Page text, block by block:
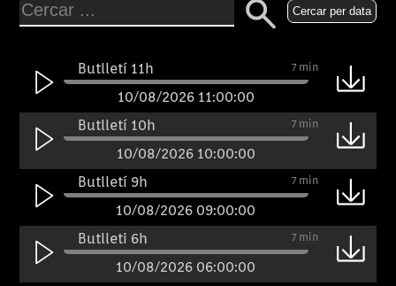
Cercar per data
Butlletí 11h 7 min
10/08/2026 11:00:00
Butlletí 10h
7 min
10/08/2026 10:00:00
Butlletí 9h
7 min
10/08/2026 09:00:00
Butlleti 6h
7 min
10/08/2026 06:00:00